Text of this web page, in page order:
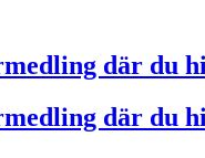
där du
där du